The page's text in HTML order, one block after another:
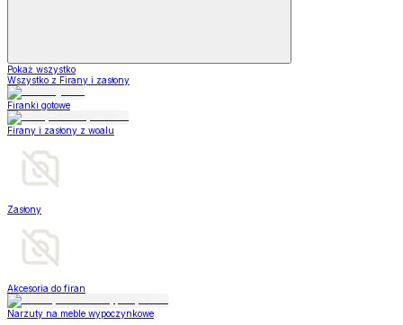
Pokaż wszystko
Wszystko z Firany i zasłony
Firanki gotowe
Firany i zasłony z woalu
Zasłony
Akcesoria do firan
Narzuty na meble wypoczynkowe